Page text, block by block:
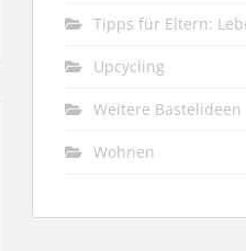
Tipps für Eltern:
Upcycling
Weitere Bastelideen
Wohnen